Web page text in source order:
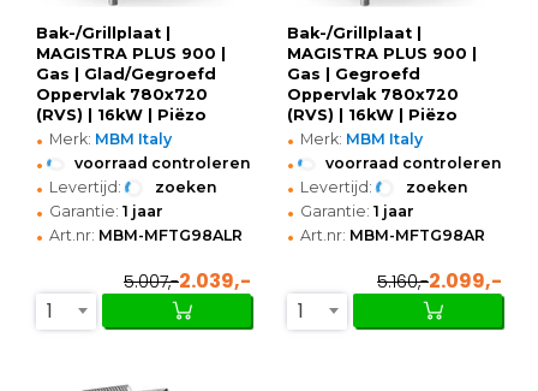
Bak-/Grillplaat |
MAGISTRA PLUS 900 |
Gas | Glad/Gegroefd
Oppervlak 780x720
(RVS) | 16kW | Piëzo
Ontsteking | Open
Onderkast |
800x900x850(h)mm
• Merk: MBM Italy
• voorraad controleren
• Levertijd: zoeken
• Garantie: 1 jaar
• Art.nr: MBM-MFTG98ALR
5.007,-2.039,-
1
Bak-/Grillplaat |
MAGISTRA PLUS 900 |
Gas | Gegroefd
Oppervlak 780x720
(RVS) | 16kW | Piëzo
Ontsteking | Open
Onderkast |
800x900x850(h)mm
• Merk: MBM Italy
• voorraad controleren
• Levertijd: zoeken
• Garantie: 1 jaar
• Art.nr: MBM-MFTG98AR
5.160,-2.099,-
1